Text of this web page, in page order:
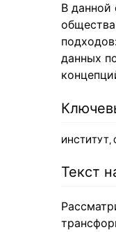
В данной
данных
ИНСТИТУТ,
Текст